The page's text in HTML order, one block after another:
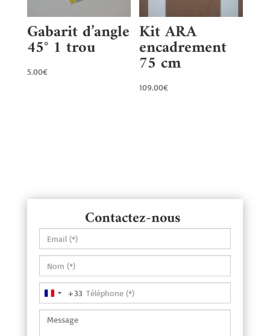
Gabarit d’angle
45° 1 trou
5.00€
Kit ARA
encadrement
75 cm
109.00€
Contactez-nous
France
+33
+33